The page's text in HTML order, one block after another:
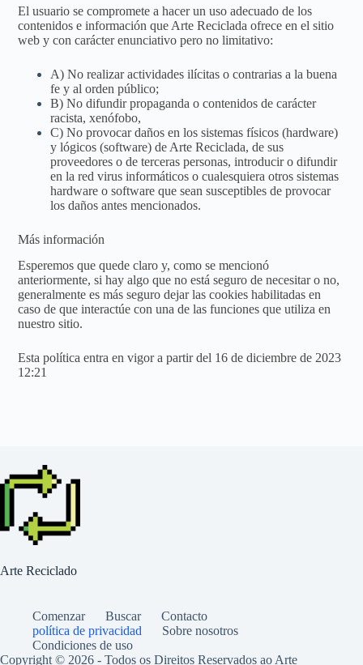
El usuario se compromete a hacer un uso adecuado de los
contenidos e información que Arte Reciclada ofrece en el sitio
web y con carácter enunciativo pero no limitativo:
A) No realizar actividades ilícitas o contrarias a la buena
fe y al orden público;
B) No difundir propaganda o contenidos de carácter
racista, xenófobo,
C) No provocar daños en los sistemas físicos (hardware)
y lógicos (software) de Arte Reciclada, de sus
proveedores o de terceras personas, introducir o difundir
en la red virus informáticos o cualesquiera otros sistemas
hardware o software que sean susceptibles de provocar
los daños antes mencionados.
Más información
Esperemos que quede claro y, como se mencionó
anteriormente, si hay algo que no está seguro de necesitar o no,
generalmente es más seguro dejar las cookies habilitadas en
caso de que interactúe con una de las funciones que utiliza en
nuestro sitio.
Esta política entra en vigor a partir del 16 de diciembre de 2023
12:21
Arte Reciclado
Comenzar Buscar
Contacto
política de privacidad
Sobre nosotros
Condiciones de uso
Copyright © 2026 - Todos os Direitos Reservados ao Arte